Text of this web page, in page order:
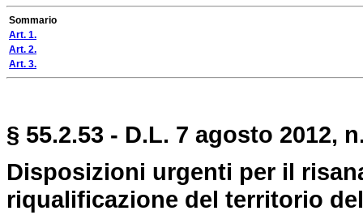
Sommario
Art. 1.
Art. 2.
Art. 3.
§ 55.2.53 - D.L. 7 agosto 2012,
Disposizioni urgenti per il
riqualificazione del territorio